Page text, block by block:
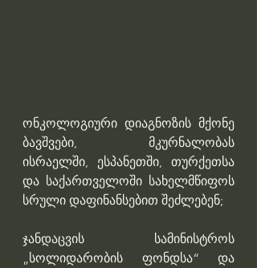
ონკოლოგიური დიაგნოზის მქონე
ბავშვები, მკურნალობას
ისრაელში, ესპანეთში, თურქეთსა
და საქართველოში სახელმწიფოს
სრული დაფინანსებით შეძლებენ;
ჯანდაცვის სამინისტროს
„სოლიდარობის ფონდსა“ და